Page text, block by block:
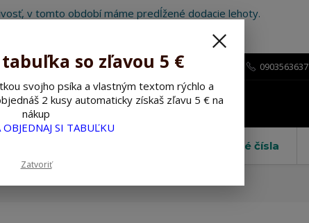
v tomto období máme predĺžené dodacie lehoty.
Hľadať
0903563637
Domové čísla
so zľavou 5 €
svojho psíka a vlastným textom rýchlo a
2 kusy automaticky získaš zľavu 5 € na
nákup
SI TABUĽKU
Zatvoriť